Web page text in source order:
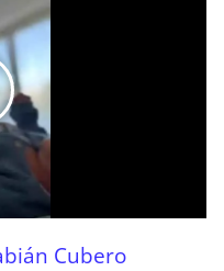
Cubero